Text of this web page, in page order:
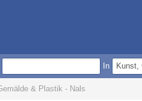
In
& Plastik - Nals